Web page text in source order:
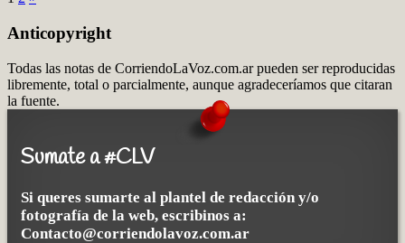
Anticopyright
Todas las notas de CorriendoLaVoz.com.ar pueden ser reproducidas
libremente, total o parcialmente, aunque agradeceríamos que citaran
la fuente.
Sumate a #CLV
Si queres sumarte al plantel de redacción y/o
fotografía de la web, escribinos a:
Contacto@corriendolavoz.com.ar